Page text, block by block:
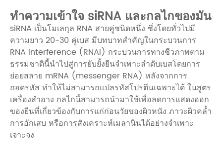
ทำความเข้าใจ siRNA และกลไกของมัน
siRNA เป็นโมเลกุล RNA สายคู่ชนิดหนึ่ง ซึ่งโดยทั่วไปมี
ความยาว 20-30 คู่เบส มีบทบาทสำคัญในกระบวนการ
RNA interference (RNAi) กระบวนการทางชีวภาพตาม
ธรรมชาตินี้นำไปสู่การยับยั้งยีนจำเพาะลำดับเบสโดยการ
ย่อยสลาย mRNA (messenger RNA) หลังจากการ
ถอดรหัส ทำให้ไม่สามารถแปลรหัสโปรตีนเฉพาะได้ ในสูตร
เครื่องสำอาง กลไกนี้สามารถนำมาใช้เพื่อลดการแสดงออก
ของยีนที่เกี่ยวข้องกับการแก่ก่อนวัยของผิวหนัง ภาวะผิวคล้ำ
การอักเสบ หรือการสังเคราะห์เมลานินได้อย่างจำเพาะ
เจาะจง